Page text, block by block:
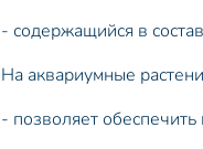
- содержащийся в
На аквариумные
- позволяет